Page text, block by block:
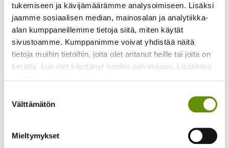
tukemiseen ja kävijämäärämme analysoimiseen. Lisäksi
jaamme sosiaalisen median, mainosalan ja analytiikka-
alan kumppaneillemme tietoja siitä, miten käytät
sivustoamme. Kumppanimme voivat yhdistää näitä
tietoja muihin tietoihin, joita olet antanut heille tai joita on
kerätty, kun olet käyttänyt heidän palvelujaan. Lisätietoa
käyttämistämme evästeistä
valinta
Välttämätön
Mieltymykset
Tomaatti Goldene
Königin Sperli
valmispussi
ALE!
5,50 €
Alkuperäinen
4,99€Nykyinen
Sisältää
arvonlisäveron
Lehtisalaatti Lollo
Rossa
4,50 € Sisältää arvonlisäveron